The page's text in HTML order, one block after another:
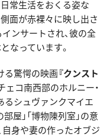
常生活をおくる姿な
面が赤裸々に映し出さ
ンサートされ、彼の全
なっています。
る驚愕の映画『クンスト
ェコ南西部のホルニー・
るシュヴァンクマイエ
屋」「博物陳列室」の意
自身や妻の作ったオブジ